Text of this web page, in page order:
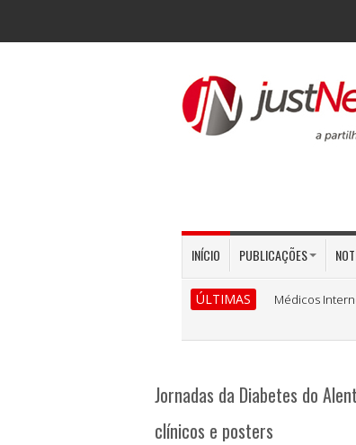
INÍCIO PUBLICAÇÕES
ÚLTIMAS Médicos
Jornadas da Diabetes do
clínicos e posters